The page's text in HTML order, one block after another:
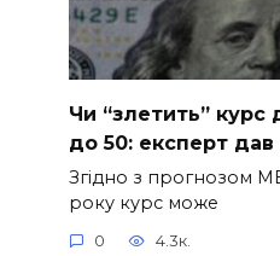
Чи “злeтить” курс
до 50: експерт дав
Згідно з прогнозом
року курс може
0 4.3к.